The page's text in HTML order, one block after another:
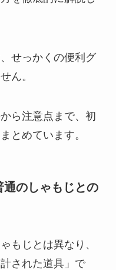
せっかくの便利グ
ん。
ら注意点まで、初
とめています。
のしゃもじとの
もじとは異なり、
された道具」で